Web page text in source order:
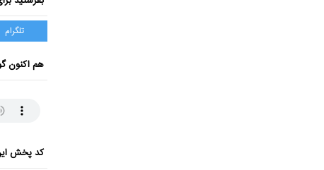
تلگرام
هم اکنون
کد پخش